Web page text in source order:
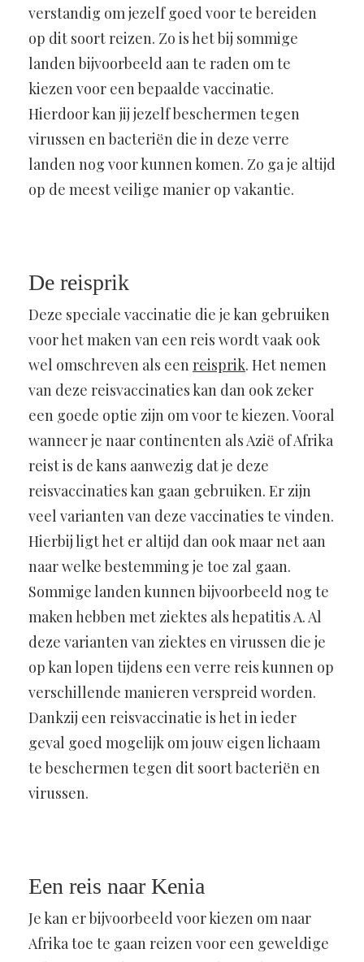
verstandig om jezelf goed voor te bereiden
op dit soort reizen. Zo is het bij sommige
landen bijvoorbeeld aan te raden om te
kiezen voor een bepaalde vaccinatie.
Hierdoor kan jij jezelf beschermen tegen
virussen en bacteriën die in deze verre
landen nog voor kunnen komen. Zo ga je altijd
op de meest veilige manier op vakantie.
De reisprik
Deze speciale vaccinatie die je kan gebruiken
voor het maken van een reis wordt vaak ook
wel omschreven als eenreisprik. Het nemen
van deze reisvaccinaties kan dan ook zeker
een goede optie zijn om voor te kiezen. Vooral
wanneer je naar continenten als Azië of Afrika
reist is de kans aanwezig dat je deze
reisvaccinaties kan gaan gebruiken. Er zijn
veel varianten van deze vaccinaties te vinden.
Hierbij ligt het er altijd dan ook maar net aan
naar welke bestemming je toe zal gaan.
Sommige landen kunnen bijvoorbeeld nog te
maken hebben met ziektes als hepatitis A. Al
deze varianten van ziektes en virussen die je
op kan lopen tijdens een verre reis kunnen op
verschillende manieren verspreid worden.
Dankzij een reisvaccinatie is het in ieder
geval goed mogelijk om jouw eigen lichaam
te beschermen tegen dit soort bacteriën en
virussen.
Een reis naar Kenia
Je kan er bijvoorbeeld voor kiezen om naar
Afrika toe te gaan reizen voor een geweldige